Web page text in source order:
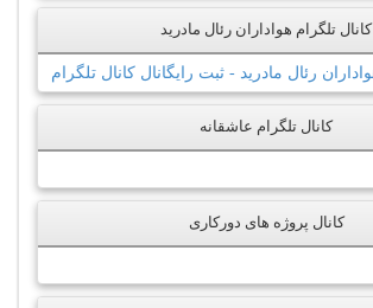
کانال تلگرام هواداران رئال مادرید
کانال تلگرام عاشقانه
کانال پروژه های دورکاری